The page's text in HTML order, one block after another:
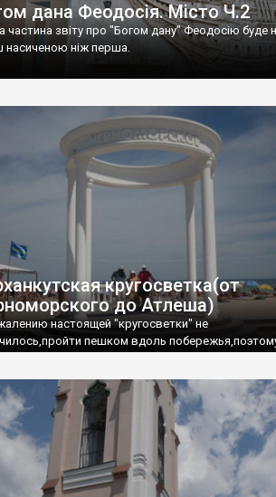
дана Феодосія. Місто Ч.2
частина звіту про "Богом дану" Феодосію буде
насиченою ніж перша.
кругосветка(от
до Атлеша)
настоящей "кругосветки" не
пешком вдоль